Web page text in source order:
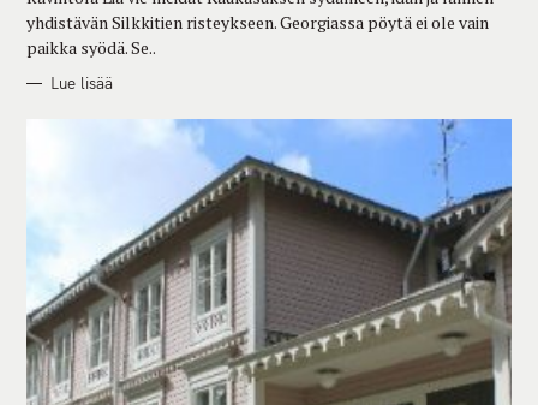
yhdistävän Silkkitien risteykseen. Georgiassa pöytä ei ole vain
paikka syödä. Se..
Lue lisää